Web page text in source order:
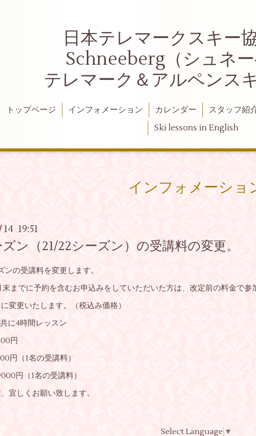
日本テレマークスキー
Schneeberg（シュネー
テレマーク＆アルペンス
トップページ インフォメーション カレンダー スタッフ紹
Ski lessons in English
インフォメーショ
14 19:51
ン（21/22シーズン）の受講料の変更。
ンの受講料を変更します。
末までに予約を含むお申込みをしていただいた方は、改定前の料金で参
変更いたします。（税込み価格）
に4時間レッスン
円
（1名の受講料）
（1名の受講料）
宜しくお願い致します。
Select Language ▼